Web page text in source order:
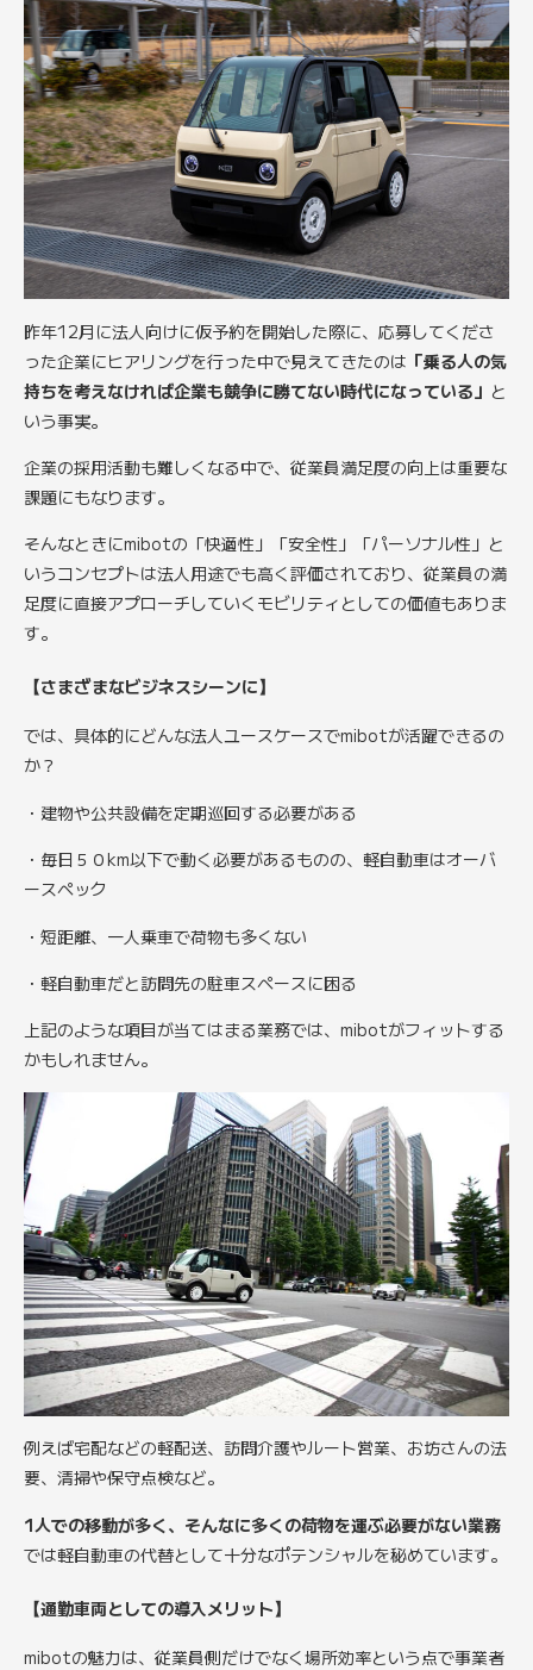
昨年12月に法人向けに仮予約を開始した際に、応募してくださ
った企業にヒアリングを行った中で見えてきたのは 「乗る人の気
持ちを考えなければ企業も競争に勝てない時代になっている」 と
いう事実。
企業の採用活動も難しくなる中で、従業員満足度の向上は重要な
課題にもなります。
そんなときにmibotの「快適性」「安全性」「パーソナル性」と
いうコンセプトは法人用途でも高く評価されており、従業員の満
足度に直接アプローチしていくモビリティとしての価値もありま
す。
【さまざまなビジネスシーンに】
では、具体的にどんな法人ユースケースでmibotが活躍できるの
か？
・建物や公共設備を定期巡回する必要がある
・毎日５０km以下で動く必要があるものの、軽自動車はオーバ
ースペック
・短距離、一人乗車で荷物も多くない
・軽自動車だと訪問先の駐車スペースに困る
上記のような項目が当てはまる業務では、mibotがフィットする
かもしれません。
例えば宅配などの軽配送、訪問介護やルート営業、お坊さんの法
要、清掃や保守点検など。
1人での移動が多く、そんなに多くの荷物を運ぶ必要がない業務
では軽自動車の代替として十分なポテンシャルを秘めています。
【通勤車両としての導入メリット】
mibotの魅力は、従業員側だけでなく場所効率という点で事業者